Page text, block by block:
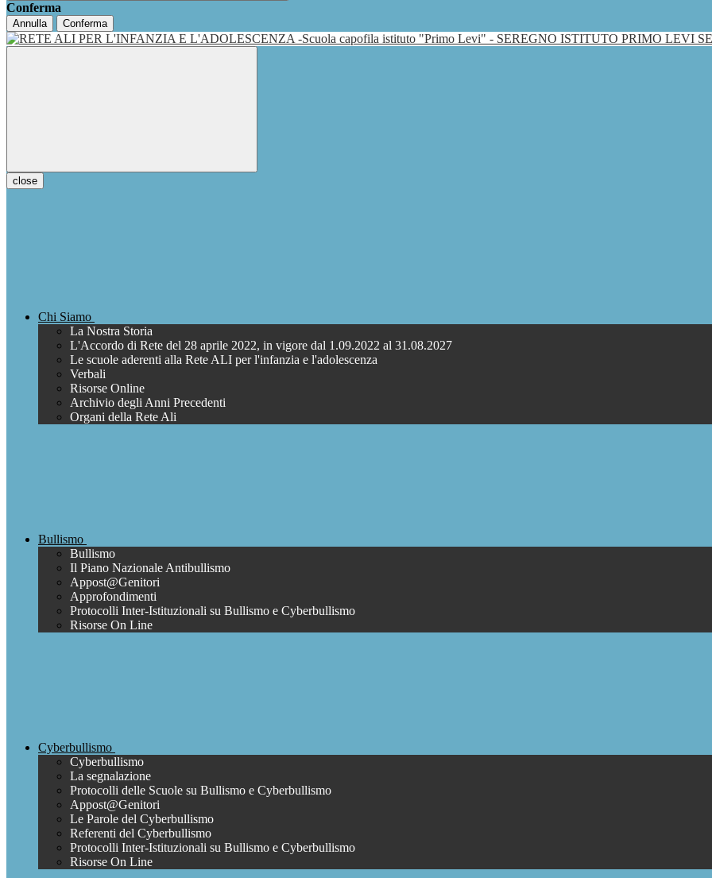
Conferma
Annulla Conferma
ISTITUTO PRIMO LEVI
close
Chi Siamo
La Nostra Storia
L'Accordo di Rete del 28 aprile 2022, in vigore dal 1.09.2022 al 31.08.2027
Le scuole aderenti alla Rete ALI per l'infanzia e l'adolescenza
Verbali
Risorse Online
Archivio degli Anni Precedenti
Organi della Rete Ali
Bullismo
Bullismo
Il Piano Nazionale Antibullismo
Appost@Genitori
Approfondimenti
Protocolli Inter-Istituzionali su Bullismo e Cyberbullismo
Risorse On Line
Cyberbullismo
Cyberbullismo
La segnalazione
Protocolli delle Scuole su Bullismo e Cyberbullismo
Appost@Genitori
Le Parole del Cyberbullismo
Referenti del Cyberbullismo
Protocolli Inter-Istituzionali su Bullismo e Cyberbullismo
Risorse On Line